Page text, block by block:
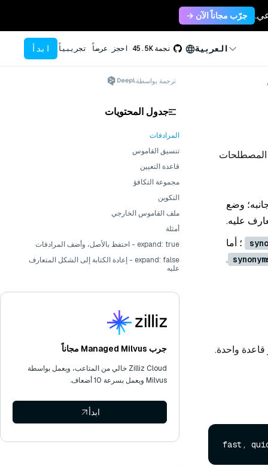
جرّب مجاناً الآن →
العربية نجمة45.5K احجز عرضاً تجريبياً ابدأ
المصطلحات
وضع
عليه.
؛ أما
.
واحدة.
ترجمة بواسطة
جدول المحتويات
المرادفات
تنسيق القاموس
قاعدة التعيين
مجموعة التكافؤ
التكوين
ملف القاموس الخارجي
أمثلة
expand: true - احتفظ بالأصل، وأضف المرادفات
expand: false - إعادة الكتابة إلى الشكل المتعارف
عليه
جرب Managed Milvus مجاناً
Zilliz Cloud خالي من المتاعب، ويعمل بواسطة
Milvus ويعمل بسرعة 10 أضعاف.
ابدأ